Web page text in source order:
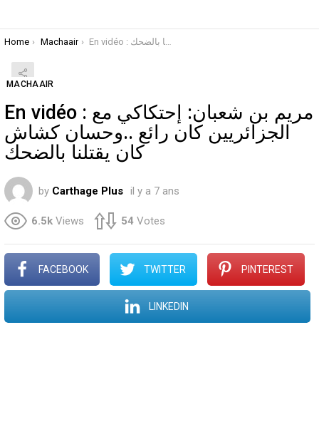
You are here:
Home Machaair En vidéo : مريم بن شعبان: إحتكاكي مع الجزائريين كان رائع ..وحسان كشاش كان يقتلنا بالضحك
MACHAAIR
En vidéo : مريم بن شعبان: إحتكاكي مع
الجزائريين كان رائع ..وحسان كشاش
كان يقتلنا بالضحك
by Carthage Plus il y a 7 ans
6.5k Views 54 Votes
FACEBOOK TWITTER PINTEREST
LINKEDIN